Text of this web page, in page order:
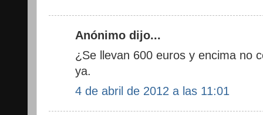
Anónimo dijo...
¿Se llevan 600 euros y encima no
ya.
4 de abril de 2012 a las 11:01